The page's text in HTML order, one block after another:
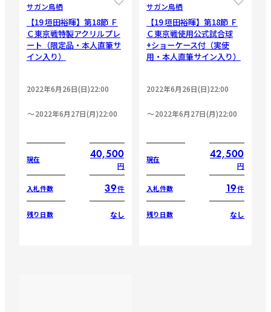
サガン鳥栖
【19 垣田裕暉】第18節 Ｆ
Ｃ東京戦特製アクリルプレ
ート（限定品・本人直筆サ
イン入り）
2022年6月26日(日)22:00
2022年6月27日(月)22:00
現在 40,500
円
入札件数 39件
残り日数 なし
サガン鳥栖
【19 垣田裕暉】第18節 Ｆ
Ｃ東京戦使用公式試合球
+ショーケース付（実使
用・本人直筆サイン入り）
2022年6月26日(日)22:00
2022年6月27日(月)22:00
現在 42,500
円
入札件数 19件
残り日数 なし